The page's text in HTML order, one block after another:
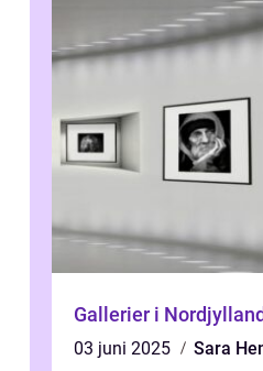
Gallerier i Nordjylland
03 juni 2025
Sara